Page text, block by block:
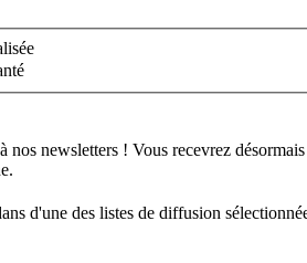
newsletters ! Vous recevrez désormais
d'une des listes de diffusion